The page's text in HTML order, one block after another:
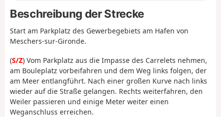
Beschreibung der Strecke
Start am Parkplatz des Gewerbegebiets am Hafen von
Meschers-sur-Gironde.
(S/Z) Vom Parkplatz aus die Impasse des Carrelets nehmen,
am Bouleplatz vorbeifahren und dem Weg links folgen, der
am Meer entlangführt. Nach einer großen Kurve nach links
wieder auf die Straße gelangen. Rechts weiterfahren, den
Weiler passieren und einige Meter weiter einen
Weganschluss erreichen.